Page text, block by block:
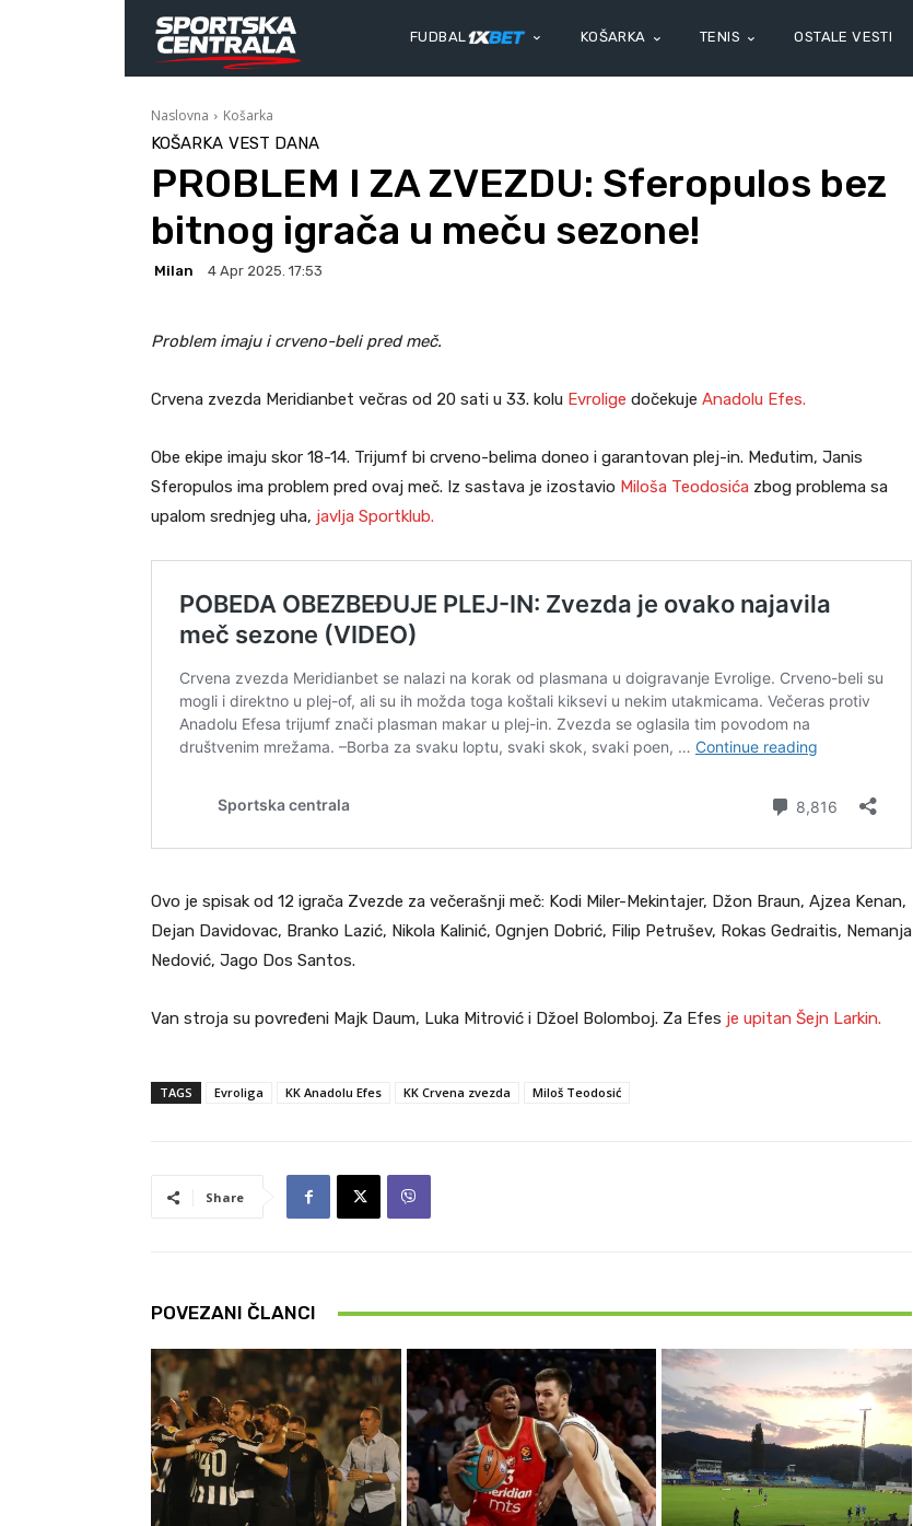
FUDBAL KOŠARKA TENIS OSTALE VESTI
Naslovna Košarka
KOŠARKA VEST DANA
PROBLEM I ZA ZVEZDU: Sferopulos bez
bitnog igrača u meču sezone!
Milan 4 Apr 2025. 17:53
Problem imaju i crveno-beli pred meč.
Crvena zvezda Meridianbet večras od 20 sati u 33. kolu Evrolige dočekuje Anadolu Efes.
Obe ekipe imaju skor 18-14. Trijumf bi crveno-belima doneo i garantovan plej-in. Međutim, Janis
Sferopulos ima problem pred ovaj meč. Iz sastava je izostavio Miloša Teodosića zbog problema sa
upalom srednjeg uha, javlja Sportklub.
Ovo je spisak od 12 igrača Zvezde za večerašnji meč: Kodi Miler-Mekintajer, Džon Braun, Ajzea Kenan,
Dejan Davidovac, Branko Lazić, Nikola Kalinić, Ognjen Dobrić, Filip Petrušev, Rokas Gedraitis, Nemanja
Nedović, Jago Dos Santos.
Van stroja su povređeni Majk Daum, Luka Mitrović i Džoel Bolomboj. Za Efes je upitan Šejn Larkin.
TAGS Evroliga KK Anadolu Efes KK Crvena zvezda Miloš Teodosić
Share
POVEZANI ČLANCI